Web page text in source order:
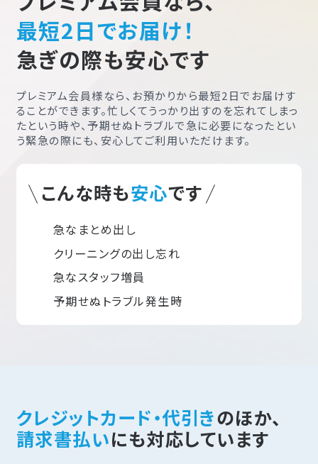
最短2日でお届け！
急ぎの際も安心です
プレミアム会員様なら、お預かりから最短2日でお届けす
ることができます。忙しくてうっかり出すのを忘れてしまっ
たという時や、予期せぬトラブルで急に必要になったとい
う緊急の際にも、安心してご利用いただけます。
こんな時も安心です
急なまとめ出し
クリーニングの出し忘れ
急なスタッフ増員
予期せぬトラブル発生時
クレジットカード・代引きのほか、
請求書払いにも対応しています